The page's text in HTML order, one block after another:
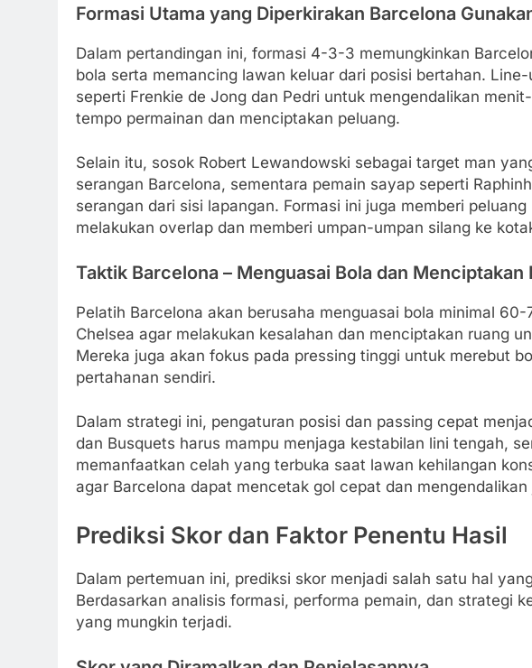
Formasi Utama yang Diperkirakan Barcelona
Dalam pertandingan ini, formasi 4-3-3 memungkinkan
bola serta memancing lawan keluar dari posisi bertahan.
seperti Frenkie de Jong dan Pedri untuk mengendalikan
tempo permainan dan menciptakan peluang.
Selain itu, sosok Robert Lewandowski sebagai target man
serangan Barcelona, sementara pemain sayap seperti
serangan dari sisi lapangan. Formasi ini juga memberi
melakukan overlap dan memberi umpan-umpan silang ke
Taktik Barcelona – Menguasai Bola dan Menciptakan
Pelatih Barcelona akan berusaha menguasai bola minimal
Chelsea agar melakukan kesalahan dan menciptakan ruang
Mereka juga akan fokus pada pressing tinggi untuk merebut
pertahanan sendiri.
Dalam strategi ini, pengaturan posisi dan passing cepat
dan Busquets harus mampu menjaga kestabilan lini tengah,
memanfaatkan celah yang terbuka saat lawan kehilangan
agar Barcelona dapat mencetak gol cepat dan
Prediksi Skor dan Faktor Penentu Hasil
Dalam pertemuan ini, prediksi skor menjadi salah satu hal
Berdasarkan analisis formasi, performa pemain, dan strategi
yang mungkin terjadi.